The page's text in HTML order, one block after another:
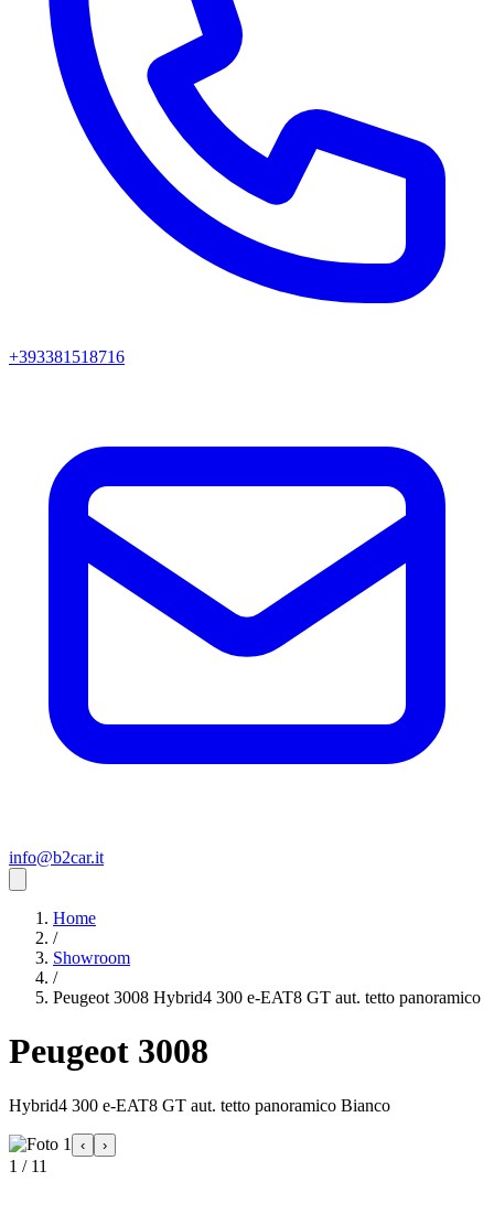
+393381518716
info@b2car.it
Home
/
Showroom
/
Peugeot 3008 Hybrid4 300 e-EAT8 GT aut. tetto panoramico
Peugeot 3008
Hybrid4 300 e-EAT8 GT aut. tetto panoramico Bianco
‹ ›
1 / 11